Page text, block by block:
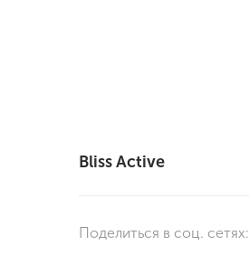
Bliss Active
Поделиться в соц. сетях: